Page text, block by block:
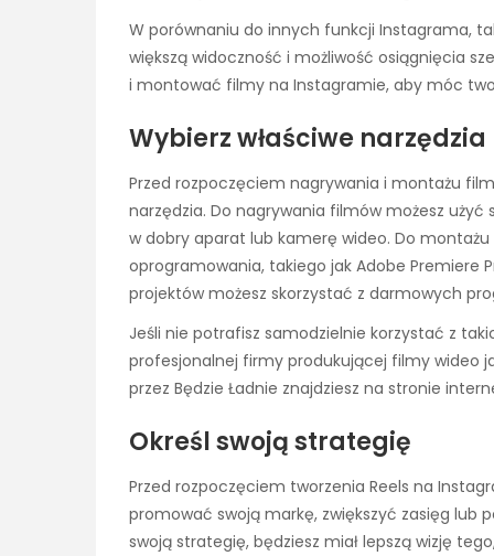
W porównaniu do innych funkcji Instagrama,
większą widoczność i możliwość osiągnięcia
i montować filmy na Instagramie, aby móc
Wybierz właściwe narzędzia
Przed rozpoczęciem nagrywania i montażu
narzędzia. Do nagrywania filmów możesz
w dobry aparat lub kamerę wideo. Do
oprogramowania, takiego jak Adobe Premiere
projektów możesz skorzystać z darmowych
Jeśli nie potrafisz samodzielnie korzystać z
profesjonalnej firmy produkującej filmy wideo
przez Będzie Ładnie znajdziesz na stronie
Określ swoją strategię
Przed rozpoczęciem tworzenia Reels na
promować swoją markę, zwiększyć zasięg lub
swoją strategię, będziesz miał lepszą wizję